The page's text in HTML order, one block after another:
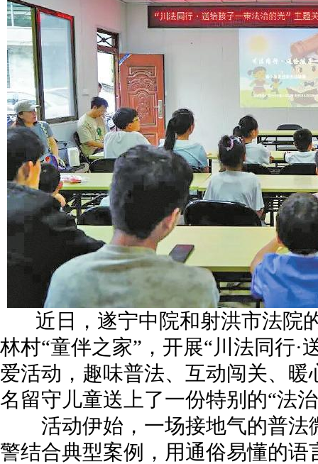
近日，遂宁中院和射洪市法院
林村“童伴之家”，开展“川法同行·
爱活动，趣味普法、互动闯关、暖
名留守儿童送上了一份特别的“法
活动伊始，一场接地气的普法
警结合典型案例，用通俗易懂的